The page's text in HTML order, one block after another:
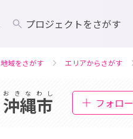
プロジェクトをさがす
地域をさがす エリアからさがす
おきなわし
沖縄市 フォロー